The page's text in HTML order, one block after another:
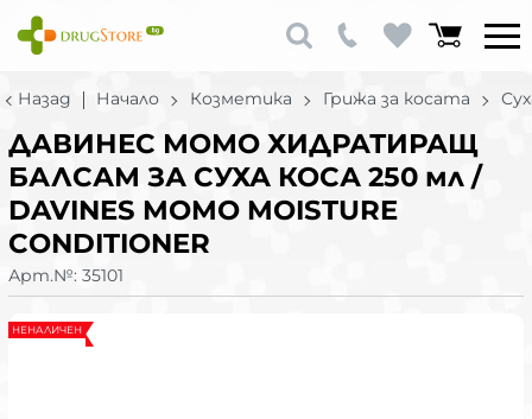
Назад Начало Козметика Грижа за косата
ДАВИНЕС МОМО ХИДРАТИРАЩ
БАЛСАМ ЗА СУХА КОСА 250 мл /
DAVINES MOMO MOISTURE
CONDITIONER
Арт.№: 35101
НЕНАЛИЧЕН